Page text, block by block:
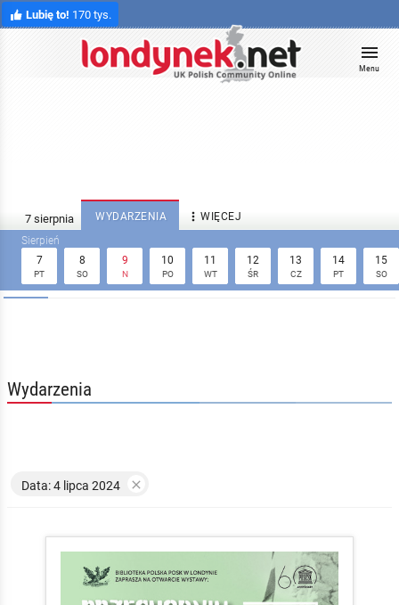
Lubię to! 170 tys.
Menu
WYDARZENIA  WIĘCEJ
7
PT
8
SO
9
N
10
PO
11
WT
12
ŚR
13
CZ
14
PT
15
SO
Wydarzenia
Data: 4 lipca 2024 